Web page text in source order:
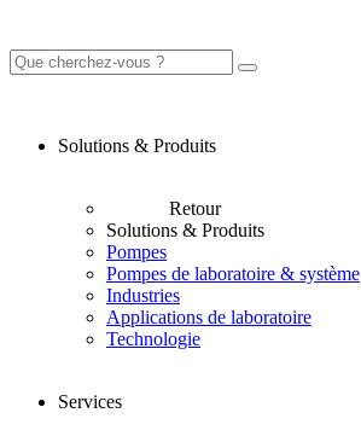
Solutions & Produits
Retour
Solutions & Produits
Pompes
Pompes de laboratoire & système
Industries
Applications de laboratoire
Technologie
Services